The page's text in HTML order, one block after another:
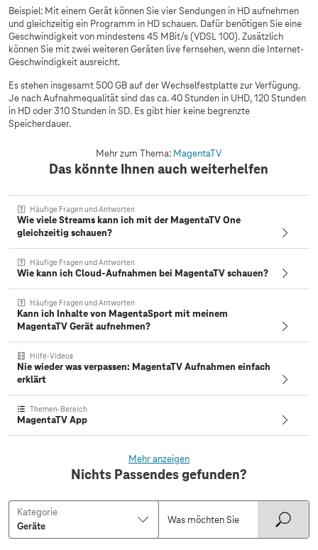
Beispiel: Mit einem Gerät können Sie vier Sendungen in HD aufnehmen
und gleichzeitig ein Programm in HD schauen. Dafür benötigen Sie eine
Geschwindigkeit von mindestens 45 MBit/s (VDSL 100). Zusätzlich
können Sie mit zwei weiteren Geräten live fernsehen, wenn die Internet-
Geschwindigkeit ausreicht.
Es stehen insgesamt 500 GB auf der Wechselfestplatte zur Verfügung.
Je nach Aufnahmequalität sind das ca. 40 Stunden in UHD, 120 Stunden
in HD oder 310 Stunden in SD. Es gibt hier keine begrenzte
Speicherdauer.
Mehr zum Thema: MagentaTV
Das könnte Ihnen auch weiterhelfen
Häufige Fragen und Antworten
Wie viele Streams kann ich mit der MagentaTV One
gleichzeitig schauen?
Häufige Fragen und Antworten
Wie kann ich Cloud-Aufnahmen bei MagentaTV schauen?
Häufige Fragen und Antworten
Kann ich Inhalte von MagentaSport mit meinem
MagentaTV Gerät aufnehmen?
Hilfe-Videos
Nie wieder was verpassen: MagentaTV Aufnahmen einfach
erklärt
Themen-Bereich
MagentaTV App
Mehr anzeigen
Nichts Passendes gefunden?
Kategorie